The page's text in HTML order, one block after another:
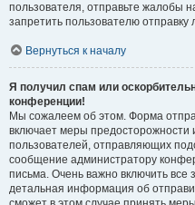
пользователя, отправьте жалобы
запретить пользователю
Вернуться к началу
Я получил спам или
конференции!
Мы сожалеем об этом. Форма
включает меры предосторожности
пользователей, отправляющих
сообщение администратору
письма. Очень важно включить все
детальная информация об